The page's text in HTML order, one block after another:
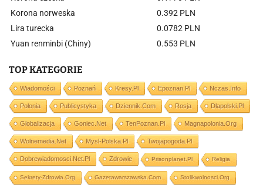
Korona norweska
0.392 PLN
Lira turecka
0.0782 PLN
Yuan renminbi (Chiny)
0.553 PLN
TOP KATEGORIE
Wiadomości Poznań Kresy.pl Epoznan.pl Nczas.info
Polonia Publicystyka Dziennik.com Rosja Dlapolski.pl
Globalizacja Goniec.net TenPoznan.pl Magnapolonia.org
Wolnemedia.net Mysl-Polska.pl Twojapogoda.pl
Dobrewiadomosci.net.pl Zdrowie Prisonplanet.pl Religia
Sekrety-Zdrowia.org Gazetawarszawska.com Stolikwolnosci.org